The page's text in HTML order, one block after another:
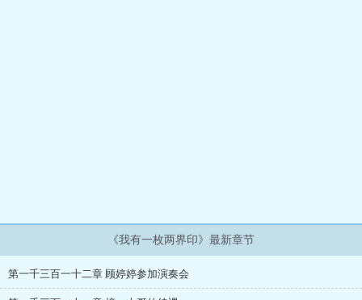
《我有一枚两界印》最新章节
第一千三百一十二章 顾婷婷参加演奏会